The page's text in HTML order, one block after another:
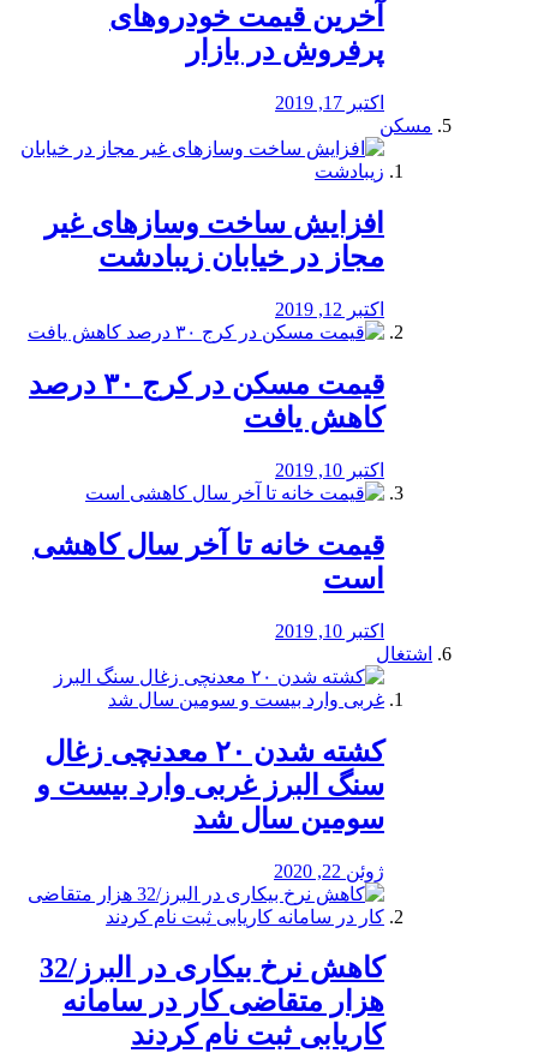
آخرین قیمت خودرو‌های
پرفروش در بازار
اکتبر 17, 2019
مسکن
افزایش ساخت وسازهای غیر
مجاز در خیابان زیبادشت
اکتبر 12, 2019
️قیمت مسکن در کرج ۳۰ درصد
کاهش یافت
اکتبر 10, 2019
قیمت خانه تا آخر سال کاهشی
است
اکتبر 10, 2019
اشتغال
کشته شدن ۲۰ معدنچی زغال
سنگ البرز غربی وارد بیست و
سومین سال شد
ژوئن 22, 2020
کاهش نرخ بیکاری در البرز/32
هزار متقاضی کار در سامانه
کاریابی ثبت نام کردند